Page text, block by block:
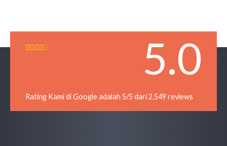
    
d
5.0
Rating Kami di Google adalah 5/5 dari 2.549 reviews